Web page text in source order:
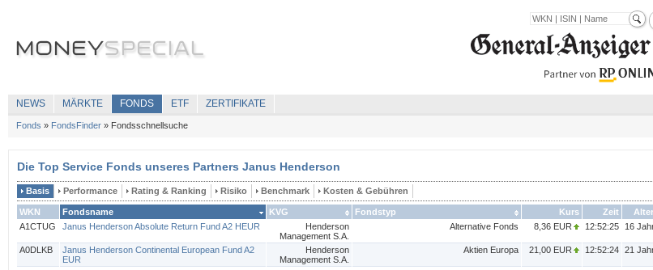
NEWS MÄRKTE FONDS ETF ZERTIFIKATE
Fonds » FondsFinder » Fondsschnellsuche
Die Top Service Fonds unseres Partners Janus Henderson
Basis Performance Rating & Ranking Risiko Benchmark Kosten & Gebühren
WKN Fondsname KVG Fondstyp Kurs Zeit
Alter
A1CTUG
Janus Henderson Absolute Return Fund A2 HEUR
Henderson
Management S.A.
Alternative Fonds 8,36 EUR 12:52:25 16
A0DLKB
Janus Henderson Continental European Fund A2
EUR
Henderson
Management S.A.
Aktien Europa 21,00 EUR 12:52:24 21